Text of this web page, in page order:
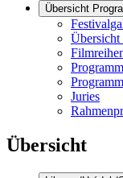
Übersicht
Übersicht
Juries
Übersicht